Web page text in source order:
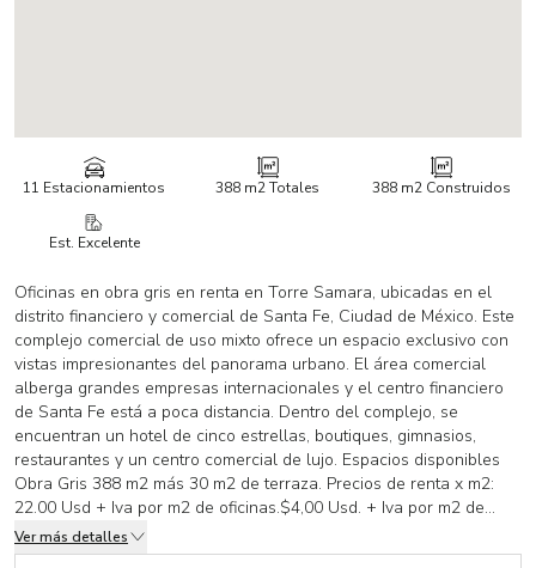
11 Estacionamientos 388 m2Totales 388 m2 Construidos
Est. Excelente
Oficinas en obra gris en renta en Torre Samara, ubicadas en el
distrito financiero y comercial de Santa Fe, Ciudad de México. Este
complejo comercial de uso mixto ofrece un espacio exclusivo con
vistas impresionantes del panorama urbano. El área comercial
alberga grandes empresas internacionales y el centro financiero
de Santa Fe está a poca distancia. Dentro del complejo, se
encuentran un hotel de cinco estrellas, boutiques, gimnasios,
restaurantes y un centro comercial de lujo. Espacios disponibles
Obra Gris 388 m2 más 30 m2 de terraza. Precios de renta x m2:
22.00 Usd + Iva por m2 de oficinas.$4,00 Usd. + Iva por m2 de
mantenimiento.¡Contáctanos para más información sobre esta
propiedad en Torre Samara!
Ver más detalles